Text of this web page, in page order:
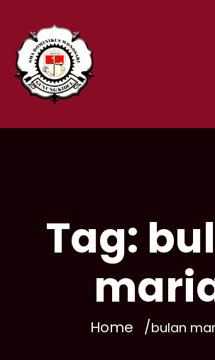
content
Tag:
Home bulan